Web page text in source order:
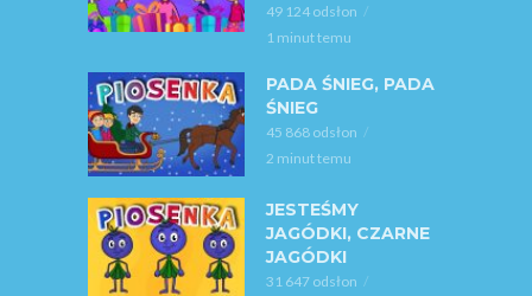
49 124 odsłon
1 minut temu
PADA ŚNIEG, PADA
ŚNIEG
45 868 odsłon
2 minut temu
JESTEŚMY
JAGÓDKI, CZARNE
JAGÓDKI
31 647 odsłon